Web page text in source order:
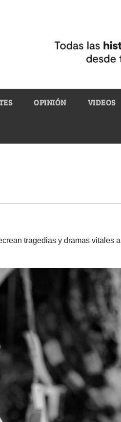
OPINIÓN VIDEOS
tragedias y dramas vitales a